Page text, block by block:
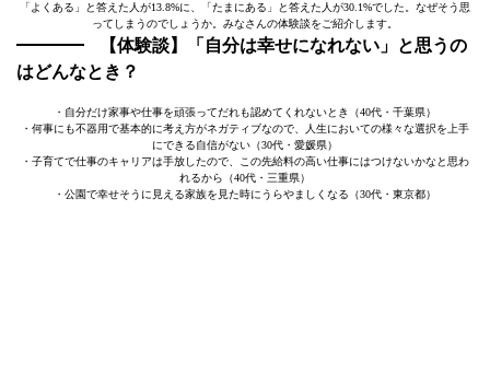
「よくある」と答えた人が13.8%に、「たまにある」と答えた人が30.1%でした。なぜそう思
ってしまうのでしょうか。みなさんの体験談をご紹介します。
【体験談】「自分は幸せになれない」と思うの
はどんなとき？
・自分だけ家事や仕事を頑張ってだれも認めてくれないとき（40代・千葉県）
・何事にも不器用で基本的に考え方がネガティブなので、人生においての様々な選択を上手
にできる自信がない（30代・愛媛県）
・子育てで仕事のキャリアは手放したので、この先給料の高い仕事にはつけないかなと思わ
れるから（40代・三重県）
・公園で幸せそうに見える家族を見た時にうらやましくなる（30代・東京都）